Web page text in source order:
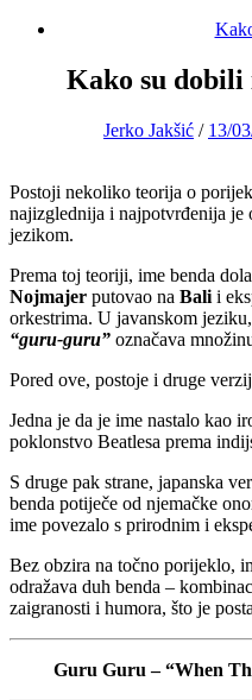
Kako su
Jerko Jakšić / 13/
Postoji nekoliko teorija o
najizglednija i najpotvrđenija je
jezikom.
Prema toj teoriji, ime benda
Nojmajer putovao na Bali i
orkestrima. U javanskom
“guru-guru” označava
Pored ove, postoje i druge
Jedna je da je ime nastalo kao
poklonstvo Beatlesa prema
S druge pak strane, japanska
benda potiječe od njemačke
ime povezalo s prirodnim i
Bez obzira na točno porijeklo,
odražava duh benda –
zaigranosti i humora, što je
Guru Guru – “When